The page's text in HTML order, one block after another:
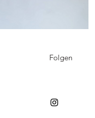
Folgen